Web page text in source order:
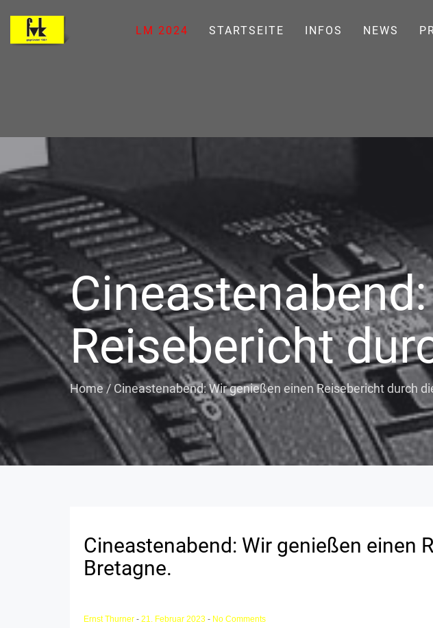
LM 2024 STARTSEITE INFOS NEWS
Reisebericht
Home / Cineastenabend: Wir genießen einen Reisebericht durch
Cineastenabend: Wir genießen einen
Bretagne.
Ernst Thurner - 21. Februar 2023 - No Comments